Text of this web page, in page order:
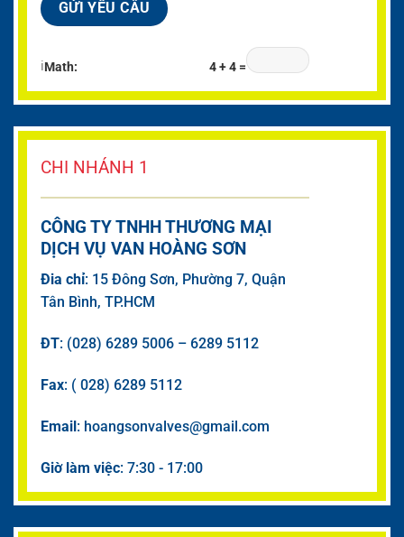
ℹMath: 4 + 4 =
CHI NHÁNH 1
CÔNG TY TNHH THƯƠNG MẠI
DỊCH VỤ VAN HOÀNG SƠN
Đia chỉ: 15 Đông Sơn, Phường 7, Quận
Tân Bình, TP.HCM
ĐT: (028) 6289 5006 – 6289 5112
Fax: ( 028) 6289 5112
Email: hoangsonvalves@gmail.com
Giờ làm việc: 7:30 - 17:00